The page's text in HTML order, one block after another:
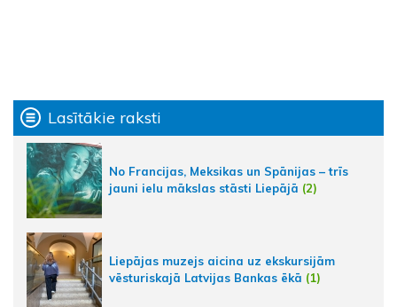
Lasītākie raksti
No Francijas, Meksikas un Spānijas – trīs
jauni ielu mākslas stāsti Liepājā (2)
Liepājas muzejs aicina uz ekskursijām
vēsturiskajā Latvijas Bankas ēkā (1)